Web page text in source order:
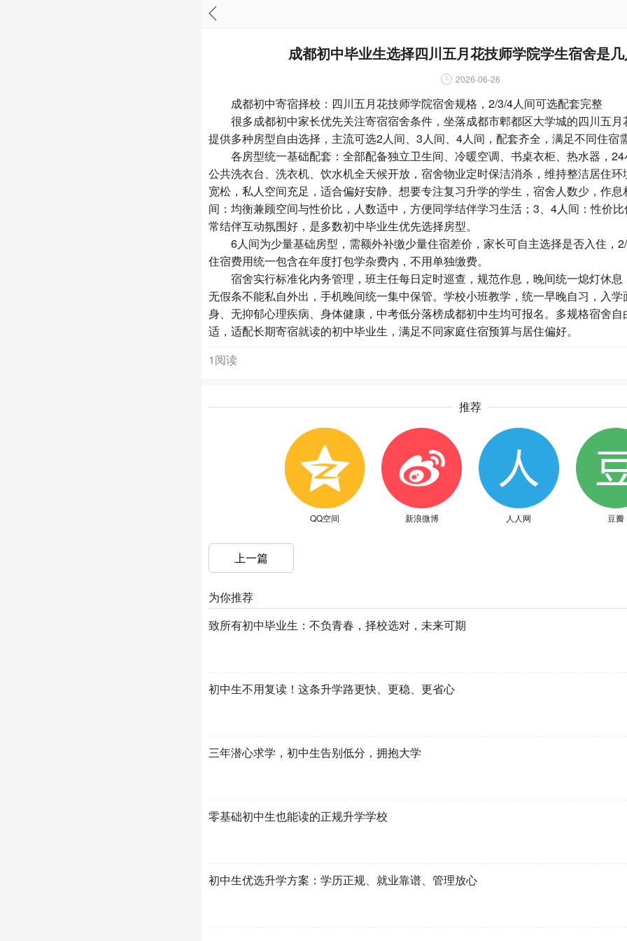
成都初中毕业生选择四川五月花技师学院学生宿舍是
2026-06-26
成都初中寄宿择校：四川五月花技师学院宿舍规格，2/3/4人间可选配套完整
很多成都初中家长优先关注寄宿宿舍条件，坐落成都市郫都区大学城的四川五月
提供多种房型自由选择，主流可选2人间、3人间、4人间，配套齐全，满足不同住宿
各房型统一基础配套：全部配备独立卫生间、冷暖空调、书桌衣柜、热水器，24
公共洗衣台、洗衣机、饮水机全天候开放，宿舍物业定时保洁消杀，维持整洁居住
宽松，私人空间充足，适合偏好安静、想要专注复习升学的学生，宿舍人数少，作
间：均衡兼顾空间与性价比，人数适中，方便同学结伴学习生活；3、4人间：性价
常结伴互动氛围好，是多数初中毕业生优先选择房型。
6人间为少量基础房型，需额外补缴少量住宿差价，家长可自主选择是否入住，
住宿费用统一包含在年度打包学杂费内，不用单独缴费。
宿舍实行标准化内务管理，班主任每日定时巡查，规范作息，晚间统一熄灯休息
无假条不能私自外出，手机晚间统一集中保管。学校小班教学，统一早晚自习，入
身、无抑郁心理疾病、身体健康，中考低分落榜成都初中生均可报名。多规格宿舍
适，适配长期寄宿就读的初中毕业生，满足不同家庭住宿预算与居住偏好。
1阅读
推荐
QQ空间 新浪微博 人人网 豆瓣
上一篇
为你推荐
致所有初中毕业生：不负青春，择校选对，未来可期
初中生不用复读！这条升学路更快、更稳、更省心
三年潜心求学，初中生告别低分，拥抱大学
零基础初中生也能读的正规升学学校
初中生优选升学方案：学历正规、就业靠谱、管理放心